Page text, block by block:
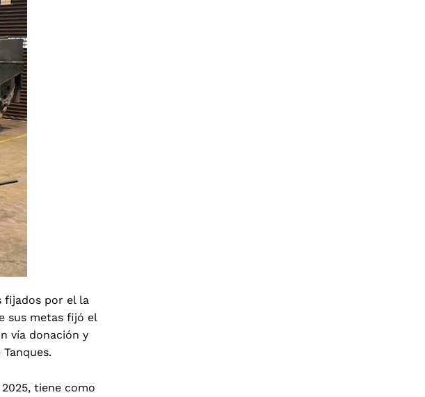
fijados por el la
sus metas fijó el
vía donación y
tiene como